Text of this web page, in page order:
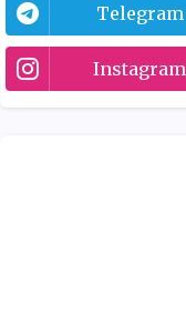
Telegram
Instagram